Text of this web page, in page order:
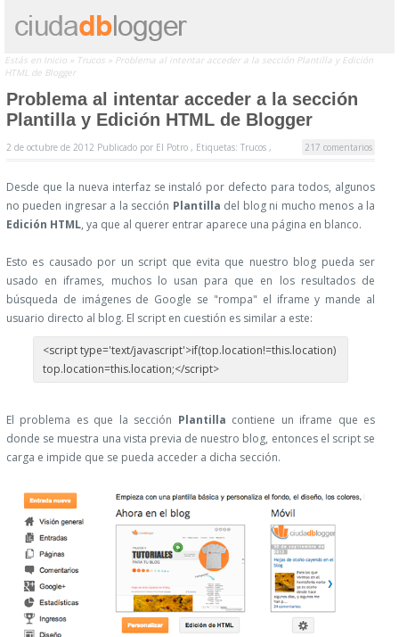
Estás en Inicio » Trucos » Problema al intentar acceder a la sección Plantilla y Edición
HTML de Blogger
Problema al intentar acceder a la sección
Plantilla y Edición HTML de Blogger
2 de octubre de 2012 Publicado por El Potro , Etiquetas: Trucos 217 comentarios
,
Desde que la nueva interfaz se instaló por defecto para todos, algunos
no pueden ingresar a la sección Plantilla del blog ni mucho menos a la
Edición HTML, ya que al querer entrar aparece una página en blanco.
Esto es causado por un script que evita que nuestro blog pueda ser
usado en iframes, muchos lo usan para que en los resultados de
búsqueda de imágenes de Google se "rompa" el iframe y mande al
usuario directo al blog. El script en cuestión es similar a este:
<script type='text/javascript'>if(top.location!=this.location)
top.location=this.location;</script>
El problema es que la sección Plantilla contiene un iframe que es
donde se muestra una vista previa de nuestro blog, entonces el script se
carga e impide que se pueda acceder a dicha sección.